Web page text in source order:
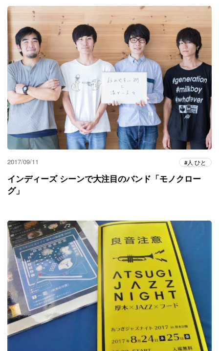
2017/09/11 人 ひと
インディーズ シーンで大注目のバンド「モノクロー
グ」